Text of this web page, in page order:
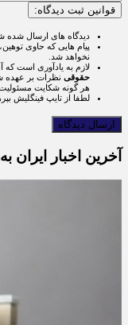
قوانین ثبت دیدگاه:
دیدگاه های ارسال
پیام هایی که حاوی
نخواهد شد.
لازم به یادآوری است
حقوقی نظرات بر عهده
هر گونه شکایت
لطفا از تایپ فینگلیش
آخرین اخبار ایران